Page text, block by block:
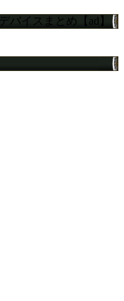
バイスまとめ【ad】